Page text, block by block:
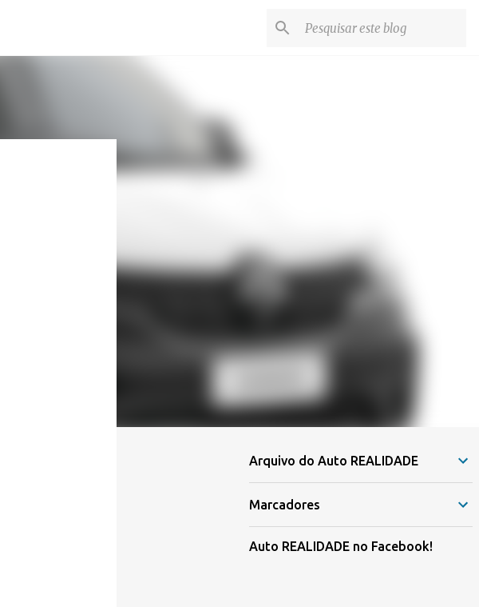
Arquivo do Auto REALIDADE
Marcadores
Auto REALIDADE no Facebook!